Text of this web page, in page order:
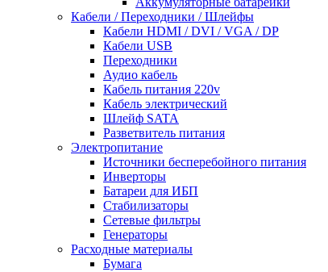
Кабели / Переходники / Шлейфы
Кабели HDMI / DVI / VGA / DP
Кабели USB
Переходники
Аудио кабель
Кабель питания 220v
Кабель электрический
Шлейф SATA
Разветвитель питания
Электропитание
Источники бесперебойного питания
Инверторы
Батареи для ИБП
Стабилизаторы
Сетевые фильтры
Генераторы
Расходные материалы
Бумага